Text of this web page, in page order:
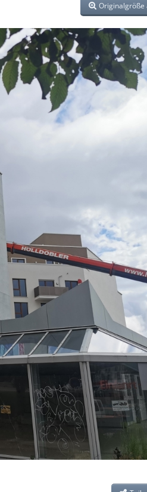
Originalgröße